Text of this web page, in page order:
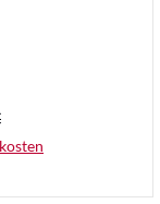
Preis: